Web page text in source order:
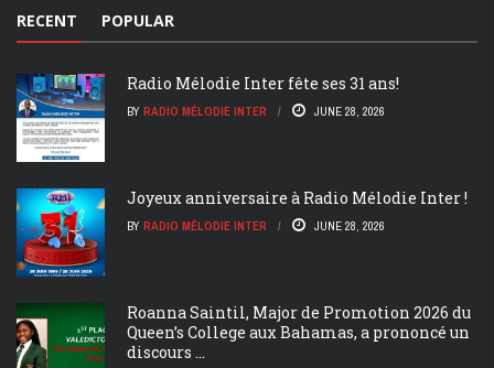
RECENT POPULAR
Radio Mélodie Inter fête ses 31 ans!
BY RADIO MÉLODIE INTER JUNE 28, 2026
Joyeux anniversaire à Radio Mélodie Inter !
BY RADIO MÉLODIE INTER JUNE 28, 2026
Roanna Saintil, Major de Promotion 2026 du
Queen’s College aux Bahamas, a prononcé un
discours ...